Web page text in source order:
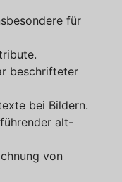
für
beschrifteter
bei Bildern.
alt-
von